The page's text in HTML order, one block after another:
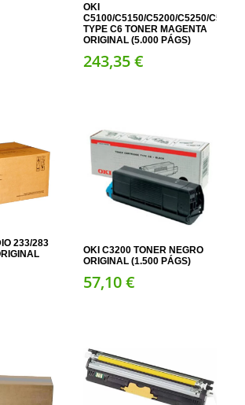
OKI
C5100/C5150/C5200/C5250/C5300/
TYPE C6 TONER MAGENTA
ORIGINAL (5.000 PÁGS)
243,35€
233/283
OKI C3200 TONER NEGRO
ORIGINAL (1.500 PÁGS)
57,10€